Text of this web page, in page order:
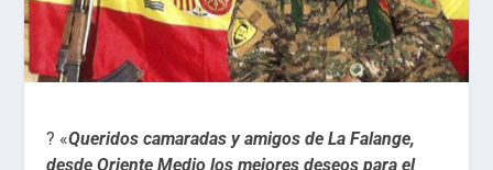
? «Queridos camaradas y amigos de La Falange,
desde Oriente Medio los mejores deseos para el